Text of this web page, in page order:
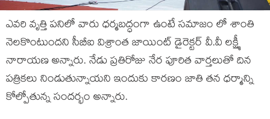
ఎవరి వృత్తి పనిలో వారు ధర్మబద్ధంగా ఉంటే సమాజం లో శాంతి
నెలకొంటుందని సీబీఐ విశ్రాంత జాయింట్ డైరెక్టర్ వీ.వీ లక్ష్మీ
నారాయణ అన్నారు. నేడు ప్రతిరోజు నేర పూరిత వార్తలుతో దిన
పత్రికలు నిండుతున్నాయని ఇందుకు కారణం జాతి తన ధర్మాన్ని
కోల్పోతున్న సందర్భం అన్నారు.